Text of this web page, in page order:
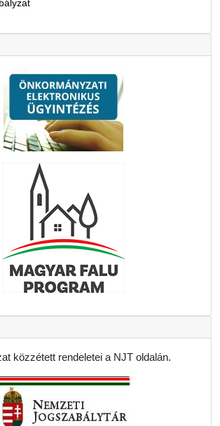
közzétett rendeletei a NJT oldalán.